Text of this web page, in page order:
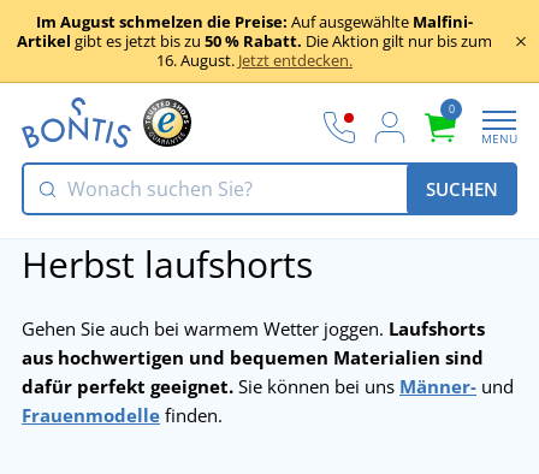
Im August schmelzen die Preise: Auf ausgewählte Malfini-
Artikel gibt es jetzt bis zu 50 % Rabatt. Die Aktion gilt nur bis zum
16. August. Jetzt entdecken.
0
MENU
SUCHEN
Herbst laufshorts
Gehen Sie auch bei warmem Wetter joggen. Laufshorts
aus hochwertigen und bequemen Materialien sind
dafür perfekt geeignet. Sie können bei uns Männer- und
Frauenmodelle finden.